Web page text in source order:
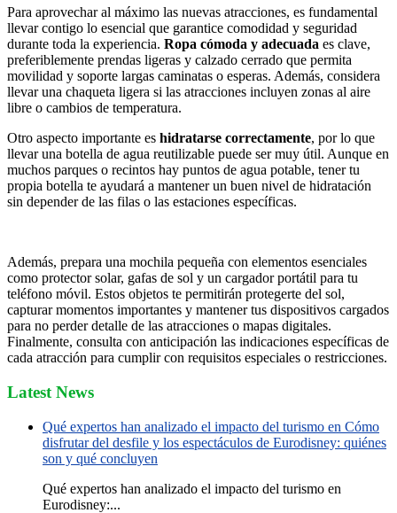
Para aprovechar al máximo las nuevas atracciones, es fundamental
llevar contigo lo esencial que garantice comodidad y seguridad
durante toda la experiencia. Ropa cómoda y adecuada es clave,
preferiblemente prendas ligeras y calzado cerrado que permita
movilidad y soporte largas caminatas o esperas. Además, considera
llevar una chaqueta ligera si las atracciones incluyen zonas al aire
libre o cambios de temperatura.
Otro aspecto importante es hidratarse correctamente, por lo que
llevar una botella de agua reutilizable puede ser muy útil. Aunque en
muchos parques o recintos hay puntos de agua potable, tener tu
propia botella te ayudará a mantener un buen nivel de hidratación
sin depender de las filas o las estaciones específicas.
Además, prepara una mochila pequeña con elementos esenciales
como protector solar, gafas de sol y un cargador portátil para tu
teléfono móvil. Estos objetos te permitirán protegerte del sol,
capturar momentos importantes y mantener tus dispositivos cargados
para no perder detalle de las atracciones o mapas digitales.
Finalmente, consulta con anticipación las indicaciones específicas de
cada atracción para cumplir con requisitos especiales o restricciones.
Latest News
Qué expertos han analizado el impacto del turismo en Cómo
disfrutar del desfile y los espectáculos de Eurodisney: quiénes
son y qué concluyen
Qué expertos han analizado el impacto del turismo en
Eurodisney:...